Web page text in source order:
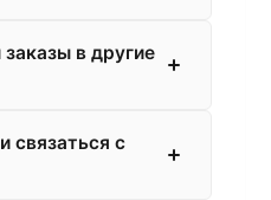
в другие
связаться с